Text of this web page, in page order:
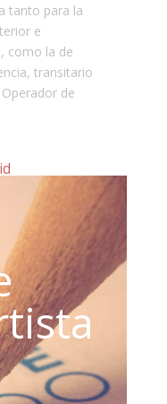
tanto para la
e
como la de
transitario
de